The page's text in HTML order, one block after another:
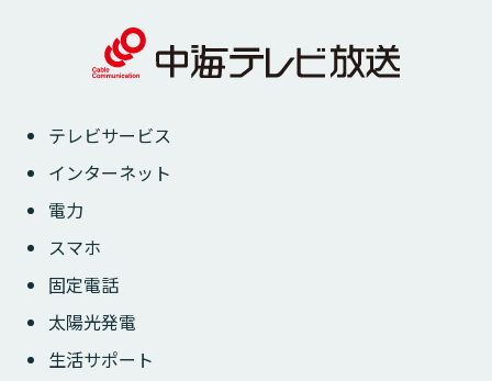
テレビサービス
インターネット
電力
スマホ
固定電話
太陽光発電
生活サポート